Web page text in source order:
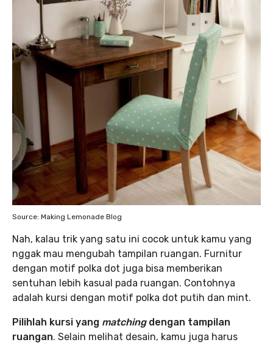
Source: Making Lemonade Blog
Nah, kalau trik yang satu ini cocok untuk kamu yang
nggak mau mengubah tampilan ruangan. Furnitur
dengan motif polka dot juga bisa memberikan
sentuhan lebih kasual pada ruangan. Contohnya
adalah kursi dengan motif polka dot putih dan mint.
Pilihlah kursi yang matchingdengan tampilan
ruangan. Selain melihat desain, kamu juga harus